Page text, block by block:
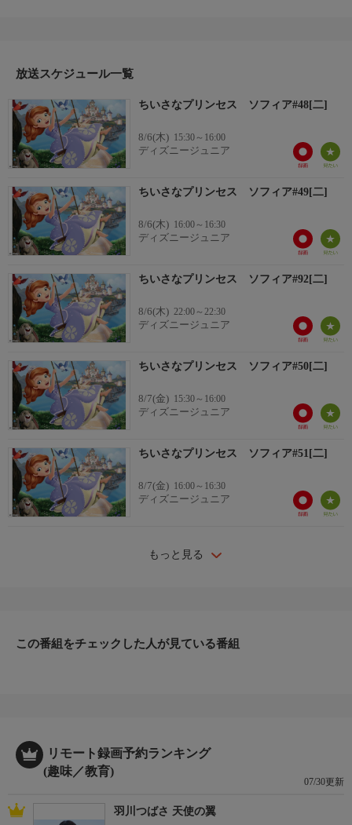
レラなど人気のディズニー・プリンセスたちもときおり登場す
放送スケジュール一覧
ちいさなプリンセス ソフィア#48[二]
8/6(木) 15:30～16:00
ディズニージュニア
ちいさなプリンセス ソフィア#49[二]
8/6(木) 16:00～16:30
ディズニージュニア
ちいさなプリンセス ソフィア#92[二]
8/6(木) 22:00～22:30
ディズニージュニア
ちいさなプリンセス ソフィア#50[二]
8/7(金) 15:30～16:00
ディズニージュニア
ちいさなプリンセス ソフィア#51[二]
8/7(金) 16:00～16:30
ディズニージュニア
もっと見る
この番組をチェックした人が見ている番組
リモート録画予約ランキング
(趣味／教育)
07/30更新
羽川つばさ 天使の翼